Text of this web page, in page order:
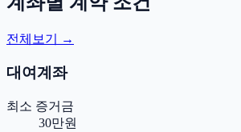
전체보기 →
대여계좌
최소 증거금
30만원